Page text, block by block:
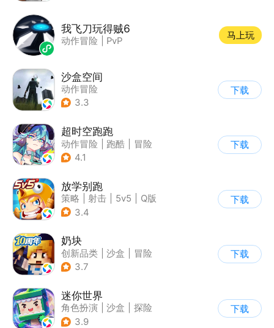
我飞刀玩得贼6
动作冒险 PvP
马上玩
沙盒空间
动作冒险
| 第一人称射击
3.3
下载
超时空跑跑
动作冒险 跑酷
冒险
| 沙盒
4.1
下载
放学别跑
策略 射击 5v5
Q版
3.4
下载
奶块
创新品类 沙盒
冒险
| 开放世界
3.7
下载
迷你世界
角色扮演 沙盒
探险
| 我的世界
3.9
下载